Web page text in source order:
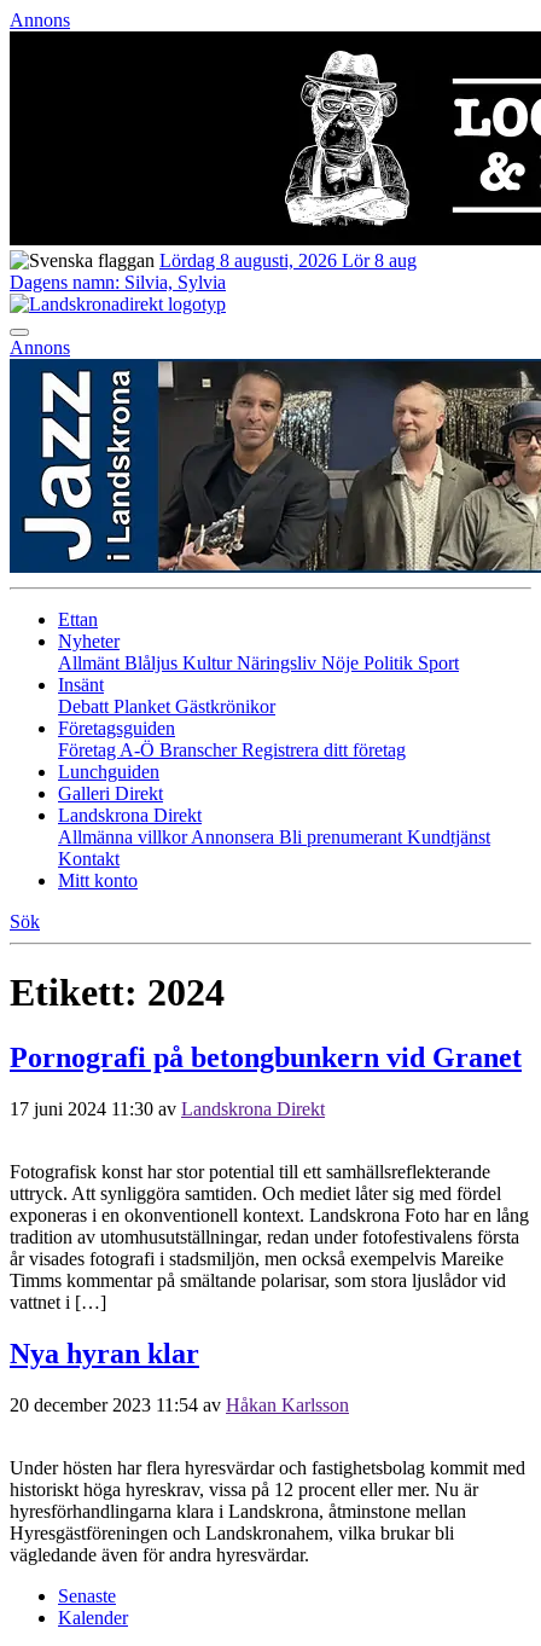
Annons
Lördag 8 augusti, 2026 Lör 8 aug
Dagens namn: Silvia, Sylvia
Annons
Ettan
Nyheter
Allmänt Blåljus KulturNäringsliv Nöje Politik Sport
Insänt
Debatt Planket Gästkrönikor
Företagsguiden
Företag A-Ö BranscherRegistrera ditt företag
Lunchguiden
Galleri Direkt
Landskrona Direkt
Allmänna villkorAnnonsera Bli prenumerant Kundtjänst
Kontakt
Mitt konto
Sök
Etikett: 2024
Pornografi på betongbunkern vid Granet
17 juni 2024 11:30 av Landskrona Direkt
Fotografisk konst har stor potential till ett samhällsreflekterande
uttryck. Att synliggöra samtiden. Och mediet låter sig med fördel
exponeras i en okonventionell kontext. Landskrona Foto har en lång
tradition av utomhusutställningar, redan under fotofestivalens första
år visades fotografi i stadsmiljön, men också exempelvis Mareike
Timms kommentar på smältande polarisar, som stora ljuslådor vid
vattnet i […]
Nya hyran klar
20 december 2023 11:54 av Håkan Karlsson
Under hösten har flera hyresvärdar och fastighetsbolag kommit med
historiskt höga hyreskrav, vissa på 12 procent eller mer. Nu är
hyresförhandlingarna klara i Landskrona, åtminstone mellan
Hyresgästföreningen och Landskronahem, vilka brukar bli
vägledande även för andra hyresvärdar.
Senaste
Kalender